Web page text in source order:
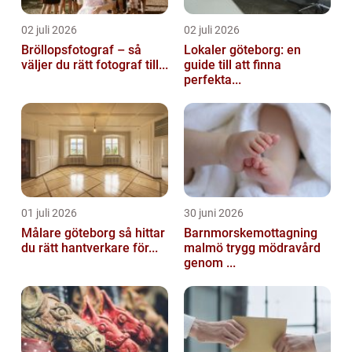
02 juli 2026
Bröllopsfotograf – så
väljer du rätt fotograf till...
02 juli 2026
Lokaler göteborg: en
guide till att finna
perfekta...
01 juli 2026
Målare göteborg så hittar
du rätt hantverkare för...
30 juni 2026
Barnmorskemottagning
malmö trygg mödravård
genom ...